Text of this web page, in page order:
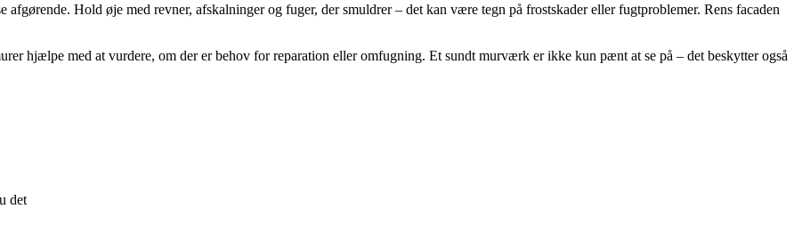
Hold øje med revner, afskalninger og fuger, der smuldrer – det kan være tegn på frostskader eller fugtproblemer. Rens facaden
hjælpe med at vurdere, om der er behov for reparation eller omfugning. Et sundt murværk er ikke kun pænt at se på – det beskytter også
det